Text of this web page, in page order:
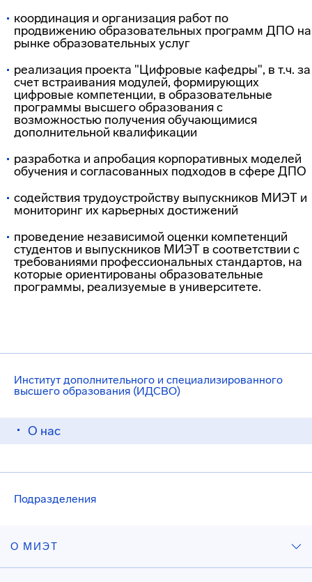
Институт дополнительного и специализированного
высшего образования (ИДСВО)
О нас
Подразделения
координация и организация работ по
продвижению образовательных программ ДПО на
рынке образовательных услуг
реализация проекта "Цифровые кафедры", в т.ч. за
счет встраивания модулей, формирующих
цифровые компетенции, в образовательные
программы высшего образования с
возможностью получения обучающимися
дополнительной квалификации
разработка и апробация корпоративных моделей
обучения и согласованных подходов в сфере ДПО
содействия трудоустройству выпускников МИЭТ и
мониторинг их карьерных достижений
проведение независимой оценки компетенций
студентов и выпускников МИЭТ в соответствии с
требованиями профессиональных стандартов, на
которые ориентированы образовательные
программы, реализуемые в университете.
О МИЭТ